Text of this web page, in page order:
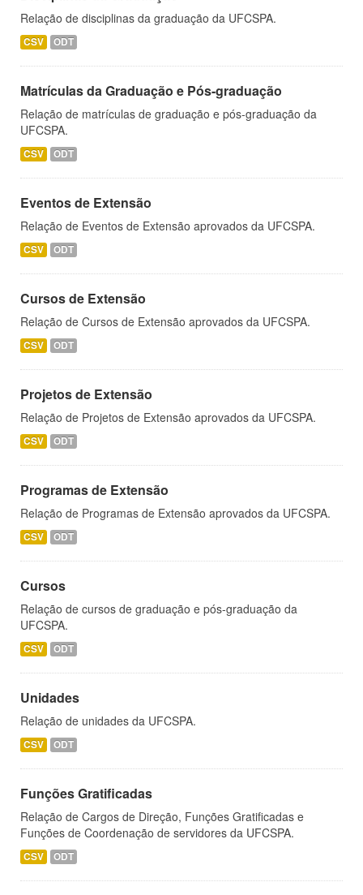
Relação de disciplinas da graduação da UFCSPA.
CSV ODT
Matrículas da Graduação e Pós-graduação
Relação de matrículas de graduação e pós-graduação da
UFCSPA.
CSV ODT
Eventos de Extensão
Relação de Eventos de Extensão aprovados da UFCSPA.
CSV ODT
Cursos de Extensão
Relação de Cursos de Extensão aprovados da UFCSPA.
CSV ODT
Projetos de Extensão
Relação de Projetos de Extensão aprovados da UFCSPA.
CSV ODT
Programas de Extensão
Relação de Programas de Extensão aprovados da UFCSPA.
CSV ODT
Cursos
Relação de cursos de graduação e pós-graduação da
UFCSPA.
CSV ODT
Unidades
Relação de unidades da UFCSPA.
CSV ODT
Funções Gratificadas
Relação de Cargos de Direção, Funções Gratificadas e
Funções de Coordenação de servidores da UFCSPA.
CSV ODT